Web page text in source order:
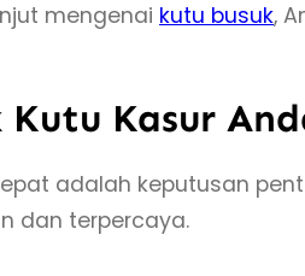
mengenai kutu busuk,
Kasur
adalah keputusan
dan terpercaya.